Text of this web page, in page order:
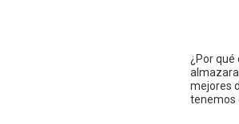
¿Por
mejores
tenemos